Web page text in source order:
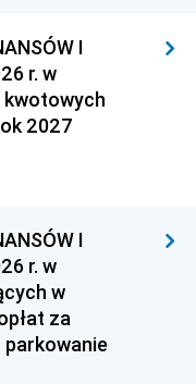
I
r. w
2027
I
r. w
w
za
parkowanie